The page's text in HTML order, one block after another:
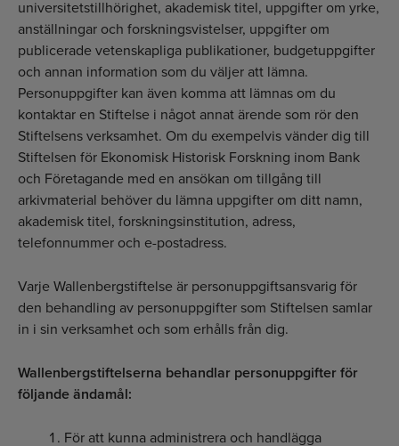
universitets­tillhörighet, akademisk titel, uppgifter om yrke,
anställningar och forskningsvistelser, uppgifter om
publicerade vetenskapliga publikationer, budgetuppgifter
och annan information som du väljer att lämna.
Personuppgifter kan även komma att lämnas om du
kontaktar en Stiftelse i något annat ärende som rör den
Stiftelsens verksamhet. Om du exempelvis vänder dig till
Stiftelsen för Ekonomisk Historisk Forskning inom Bank
och Företagande med en ansökan om tillgång till
arkivmaterial behöver du lämna uppgifter om ditt namn,
akademisk titel, forskningsinstitution, adress,
telefonnummer och e-postadress.
Varje Wallenbergstiftelse är personuppgiftsansvarig för
den behandling av personuppgifter som Stiftelsen samlar
in i sin verksamhet och som erhålls från dig.
Wallenbergstiftelserna behandlar personuppgifter för
följande ändamål:
För att kunna administrera och handlägga